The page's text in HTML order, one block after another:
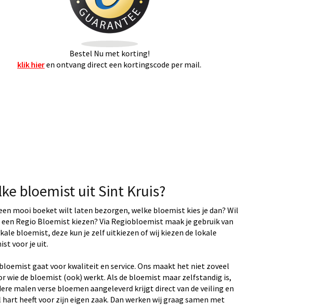
Bestel Nu met korting!
klik hieren ontvang direct een kortingscode per mail.
bloemist uit Sint Kruis?
mooi boeket wilt laten bezorgen, welke bloemist kies je dan? Wil
Regio Bloemist kiezen? Via Regiobloemist maak je gebruik van
bloemist, deze kun je zelf uitkiezen of wij kiezen de lokale
voor je uit.
gaat voor kwaliteit en service. Ons maakt het niet zoveel
wie de bloemist (ook) werkt. Als de bloemist maar zelfstandig is,
malen verse bloemen aangeleverd krijgt direct van de veiling en
heeft voor zijn eigen zaak. Dan werken wij graag samen met